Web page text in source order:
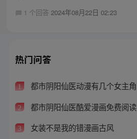
1 个回答 2024年08月22日 02:23
热门问答
1 都市阴阳仙医动漫有几个女主角
2 都市阴阳仙医酷爱漫画免费阅读
3 女装不是我的错漫画古风